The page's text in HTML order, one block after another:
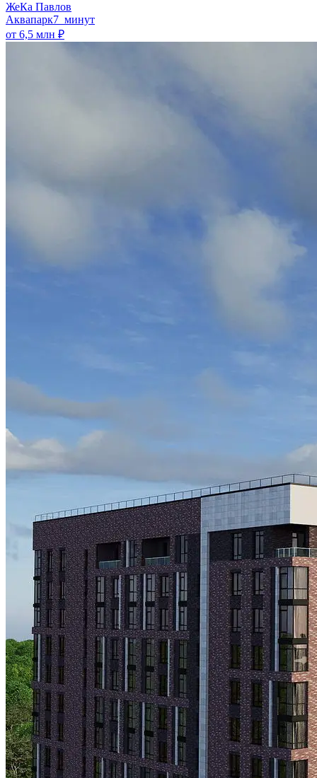
ЖеКа Павлов
Аквапарк7 минут
от 6,5 млн ₽